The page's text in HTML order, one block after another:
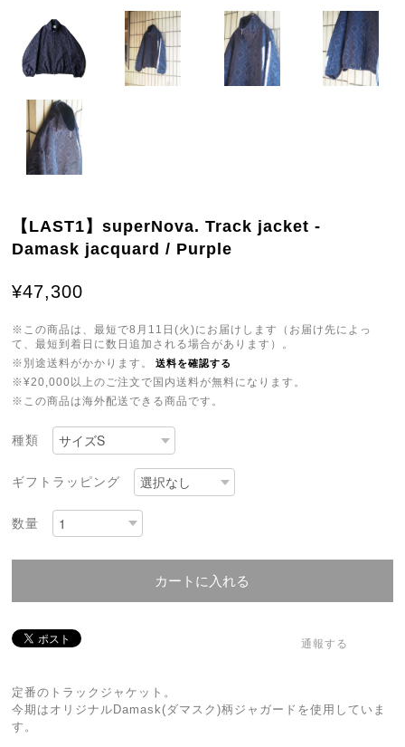
【LAST1】superNova. Track jacket -
Damask jacquard / Purple
¥47,300
※この商品は、最短で8月11日(火)にお届けします（お届け先によっ
て、最短到着日に数日追加される場合があります）。
※別途送料がかかります。
送料を確認する
※¥20,000以上のご注文で国内送料が無料になります。
※この商品は海外配送できる商品です。
種類
ギフトラッピング
数量
カートに入れる
通報する
定番のトラックジャケット。
今期はオリジナルDamask(ダマスク)柄ジャガードを使用していま
す。